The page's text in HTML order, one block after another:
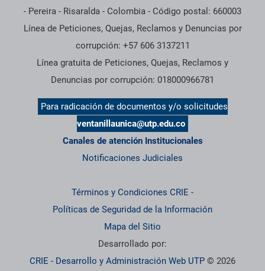
- Pereira - Risaralda - Colombia - Código postal: 660003
Línea de Peticiones, Quejas, Reclamos y Denuncias por
corrupción: +57 606 3137211
Línea gratuita de Peticiones, Quejas, Reclamos y
Denuncias por corrupción: 018000966781
Para radicación de documentos y/o solicitudes
ventanillaunica@utp.edu.co
Canales de atención Institucionales
Notificaciones Judiciales
Términos y Condiciones CRIE -
Políticas de Seguridad de la Información
Mapa del Sitio
Desarrollado por:
CRIE - Desarrollo y Administración Web UTP © 2026